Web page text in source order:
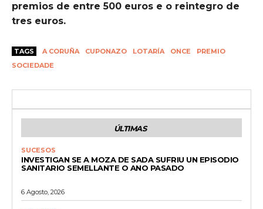
premios de entre 500 euros e o reintegro de
tres euros.
TAGS A CORUÑA CUPONAZO LOTARÍA ONCE
PREMIO
SOCIEDADE
ÚLTIMAS
SUCESOS
INVESTIGAN SE A MOZA DE SADA SUFRIU UN EPISODIO
SANITARIO SEMELLANTE O ANO PASADO
6 Agosto, 2026